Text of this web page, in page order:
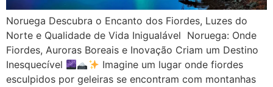
Noruega Descubra o Encanto dos Fiordes, Luzes do
Norte e Qualidade de Vida Inigualável Noruega: Onde
Fiordes, Auroras Boreais e Inovação Criam um Destino
Inesquecível
Imagine um lugar onde fiordes
esculpidos por geleiras se encontram com montanhas